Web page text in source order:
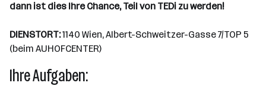
dann ist dies Ihre Chance, Teil von TEDi zu werden!
DIENSTORT:1140 Wien, Albert-Schweitzer-Gasse 7/TOP 5
(beim AUHOFCENTER)
Ihre Aufgaben: